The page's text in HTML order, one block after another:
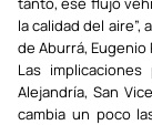
la calidad del
de Aburrá,
Las
Alejandría, San
cambia un poco